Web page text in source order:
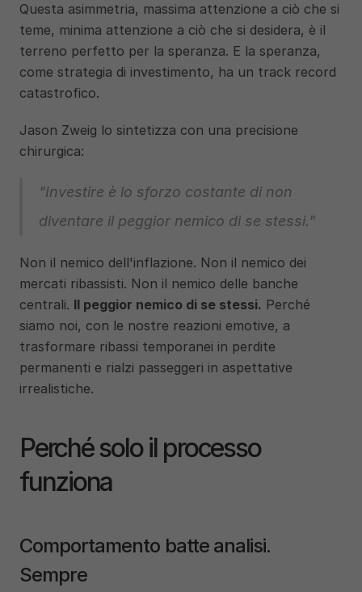
Questa asimmetria, massima attenzione a ciò che si
teme, minima attenzione a ciò che si desidera, è il
terreno perfetto per la speranza. E la speranza,
come strategia di investimento, ha un track record
catastrofico.
Jason Zweig lo sintetizza con una precisione
chirurgica:
"Investire è lo sforzo costante di non
diventare il peggior nemico di se stessi."
Non il nemico dell'inflazione. Non il nemico dei
mercati ribassisti. Non il nemico delle banche
centrali. Il peggior nemico di se stessi. Perché
siamo noi, con le nostre reazioni emotive, a
trasformare ribassi temporanei in perdite
permanenti e rialzi passeggeri in aspettative
irrealistiche.
Perché solo il processo
funziona
Comportamento batte analisi.
Sempre